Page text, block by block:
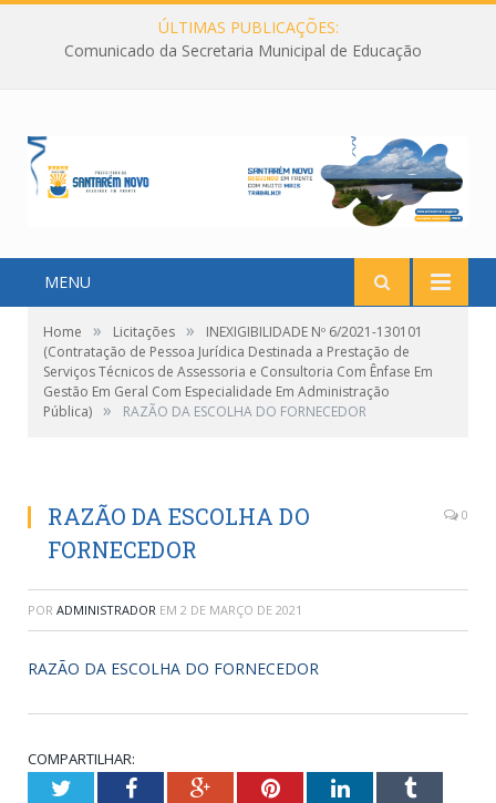
ÚLTIMAS PUBLICAÇÕES:
Comunicado da Secretaria Municipal de Educação
MENU
Home » Licitações »
INEXIGIBILIDADE Nº 6/2021-130101
(Contratação de Pessoa Jurídica Destinada a Prestação de
Serviços Técnicos de Assessoria e Consultoria Com Ênfase Em
Gestão Em Geral Com Especialidade Em Administração
Pública) » RAZÃO DA ESCOLHA DO FORNECEDOR
RAZÃO DA ESCOLHA DO
FORNECEDOR
0
POR ADMINISTRADOR EM 2 DE MARÇO DE 2021
RAZÃO DA ESCOLHA DO FORNECEDOR
COMPARTILHAR:
TwitterFacebookGoogle+PinterestLinkedInTumblr